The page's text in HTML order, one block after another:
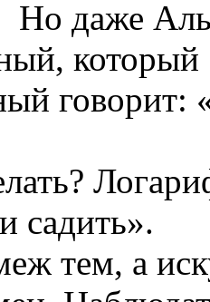
даже
говорит:
садить».
тем, а